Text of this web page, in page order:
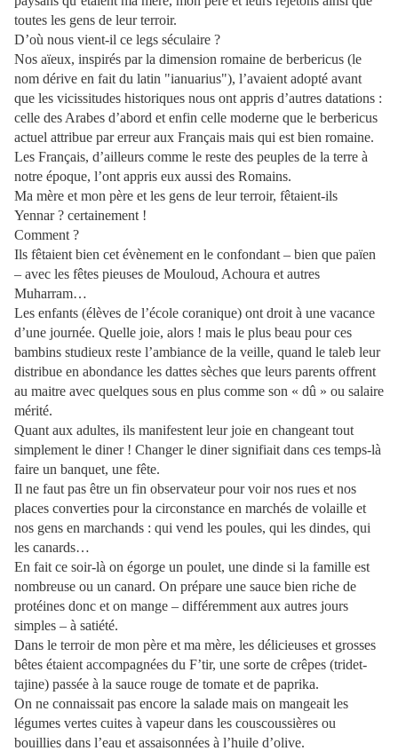
toutes les gens de leur terroir.
D’où nous vient-il ce legs séculaire ?
Nos aïeux, inspirés par la dimension romaine de berbericus (le
nom dérive en fait du latin "ianuarius"), l’avaient adopté avant
que les vicissitudes historiques nous ont appris d’autres datations :
celle des Arabes d’abord et enfin celle moderne que le berbericus
actuel attribue par erreur aux Français mais qui est bien romaine.
Les Français, d’ailleurs comme le reste des peuples de la terre à
notre époque, l’ont appris eux aussi des Romains.
Ma mère et mon père et les gens de leur terroir, fêtaient-ils
Yennar ? certainement !
Comment ?
Ils fêtaient bien cet évènement en le confondant – bien que païen
– avec les fêtes pieuses de Mouloud, Achoura et autres
Muharram…
Les enfants (élèves de l’école coranique) ont droit à une vacance
d’une journée. Quelle joie, alors ! mais le plus beau pour ces
bambins studieux reste l’ambiance de la veille, quand le taleb leur
distribue en abondance les dattes sèches que leurs parents offrent
au maitre avec quelques sous en plus comme son « dû » ou salaire
mérité.
Quant aux adultes, ils manifestent leur joie en changeant tout
simplement le diner ! Changer le diner signifiait dans ces temps-là
faire un banquet, une fête.
Il ne faut pas être un fin observateur pour voir nos rues et nos
places converties pour la circonstance en marchés de volaille et
nos gens en marchands : qui vend les poules, qui les dindes, qui
les canards…
En fait ce soir-là on égorge un poulet, une dinde si la famille est
nombreuse ou un canard. On prépare une sauce bien riche de
protéines donc et on mange – différemment aux autres jours
simples – à satiété.
Dans le terroir de mon père et ma mère, les délicieuses et grosses
bêtes étaient accompagnées du F’tir, une sorte de crêpes (tridet-
tajine) passée à la sauce rouge de tomate et de paprika.
On ne connaissait pas encore la salade mais on mangeait les
légumes vertes cuites à vapeur dans les couscoussières ou
bouillies dans l’eau et assaisonnées à l’huile d’olive.